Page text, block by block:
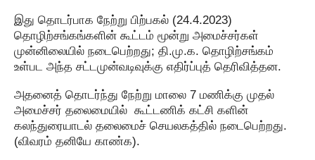
இது தொடர்பாக நேற்று பிற்பகல் (24.4.2023)
தொழிற்சங்கங்களின் கூட்டம் மூன்று அமைச்சர்கள்
முன்னிலையில் நடைபெற்றது; தி.மு.க. தொழிற்சங்கம்
உள்பட அந்த சட்டமுன்வடிவுக்கு எதிர்ப்புத் தெரிவித்தன.
அதனைத் தொடர்ந்து நேற்று மாலை 7 மணிக்கு முதல்
அமைச்சர் தலைமையில் கூட்டணிக் கட்சி களின்
கலந்துரையாடல் தலைமைச் செயலகத்தில் நடைபெற்றது.
(விவரம் தனியே காண்க).